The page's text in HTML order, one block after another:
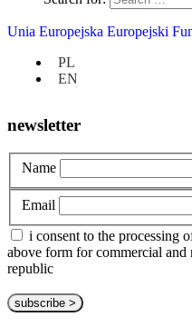
Unia Europejska Europejski
PL
EN
privacy policy
about us
customize
bespoke
newsletter
Name
Email
i consent to the processing
above form for commercial
republic